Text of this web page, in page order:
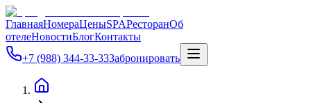
ГлавнаяНомераЦеныSPAРесторанОб
отелеНовостиБлогКонтакты
+7 (988) 344-33-33Забронировать